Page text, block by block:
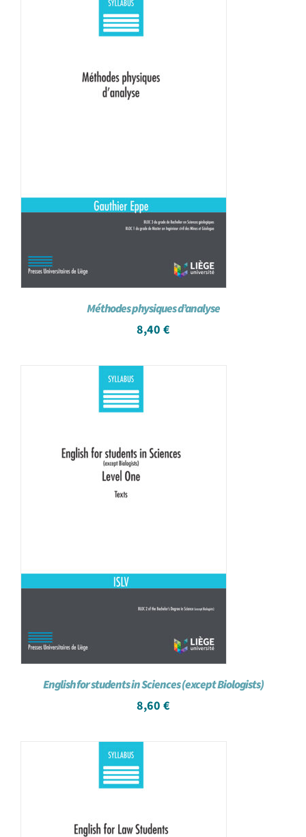
Méthodes physiques d’analyse
8,40 €
English for students in Sciences (except Biologists)
8,60 €